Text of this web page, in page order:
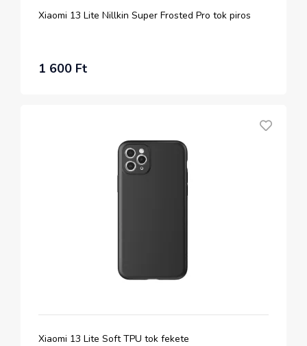
Xiaomi 13 Lite Nillkin Super Frosted Pro tok piros
1 600 Ft
Xiaomi 13 Lite Soft TPU tok fekete